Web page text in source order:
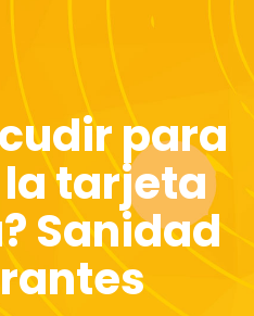
para
tarjeta
Sanidad